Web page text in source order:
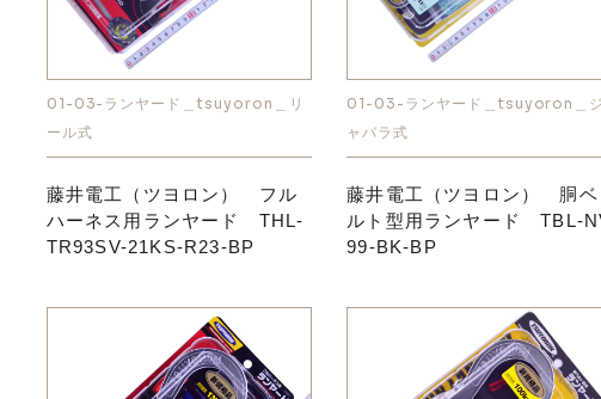
01-03-ランヤード＿tsuyoron＿リ
ール式
藤井電工（ツヨロン） フル
ハーネス用ランヤード THL-
TR93SV-21KS-R23-BP
01-03-ランヤード＿tsuyoron＿ジ
ャバラ式
藤井電工（ツヨロン） 胴ベ
ルト型用ランヤード TBL-
99-BK-BP